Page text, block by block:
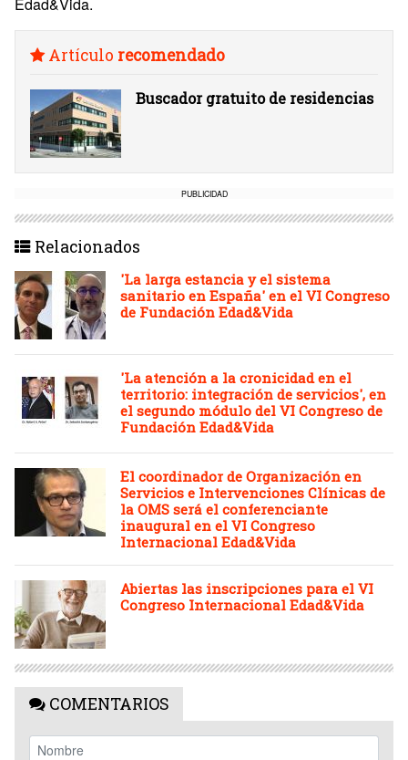
Artículo recomendado
Buscador gratuito de residencias
PUBLICIDAD
Relacionados
'La larga estancia y el sistema
sanitario en España' en el VI Congreso
de Fundación Edad&Vida
'La atención a la cronicidad en el
territorio: integración de servicios', en
el segundo módulo del VI Congreso de
Fundación Edad&Vida
El coordinador de Organización en
Servicios e Intervenciones Clínicas de
la OMS será el conferenciante
inaugural en el VI Congreso
Internacional Edad&Vida
Abiertas las inscripciones para el VI
Congreso Internacional Edad&Vida
COMENTARIOS